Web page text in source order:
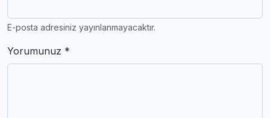
E-posta adresiniz yayınlanmayacaktır.
Yorumunuz *